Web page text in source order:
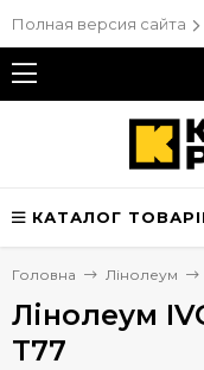
Полная версия сайта
КАТАЛОГ
Головна Лінолеум
Лінолеум
T77